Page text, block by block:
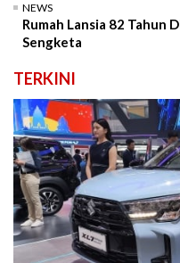
NEWS
Rumah Lansia 82 Tahun
Sengketa
TERKINI